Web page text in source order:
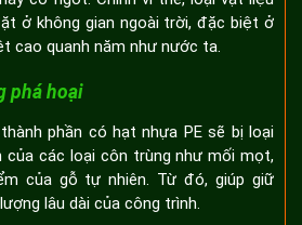
ở không gian ngoài trời, đặc biệt ở
cao quanh năm như nước ta.
phá hoại
phần có hạt nhựa PE sẽ bị loại
của các loại côn trùng như mối mọt,
của gỗ tự nhiên. Từ đó, giúp giữ
lâu dài của công trình.